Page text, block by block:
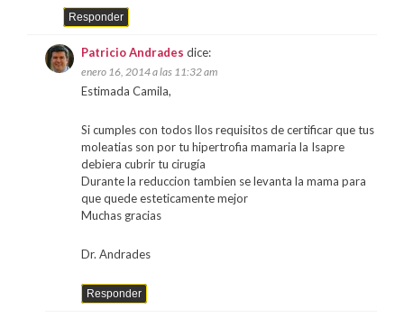
Responder
Patricio Andrades dice:
enero 16, 2014 a las 11:32 am
Estimada Camila,
Si cumples con todos llos requisitos de certificar que tus
moleatias son por tu hipertrofia mamaria la Isapre
debiera cubrir tu cirugía
Durante la reduccion tambien se levanta la mama para
que quede esteticamente mejor
Muchas gracias
Dr. Andrades
Responder